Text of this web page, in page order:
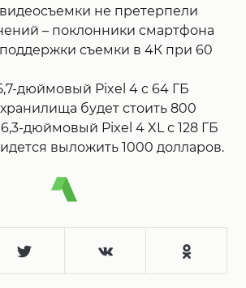
не претерпели
– поклонники смартфона
съемки в 4К при 60
дюймовый Pixel 4 с 64 ГБ
будет стоить 800
дюймовый Pixel 4 XL с 128 ГБ
выложить 1000 долларов.